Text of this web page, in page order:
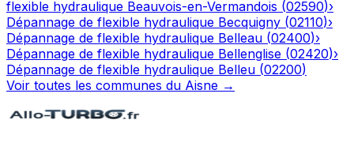
flexible hydraulique Beauvois-en-Vermandois (02590)›
Dépannage de flexible hydraulique Becquigny (02110)›
Dépannage de flexible hydraulique Belleau (02400)›
Dépannage de flexible hydraulique Bellenglise (02420)›
Dépannage de flexible hydraulique Belleu (02200)
Voir toutes les communes du Aisne →